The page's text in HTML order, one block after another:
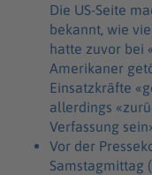
Die US-Seite
bekannt, wie
hatte zuvor bei
Amerikaner
Einsatzkräfte
allerdings
Verfassung
Vor der
Samstagmittag